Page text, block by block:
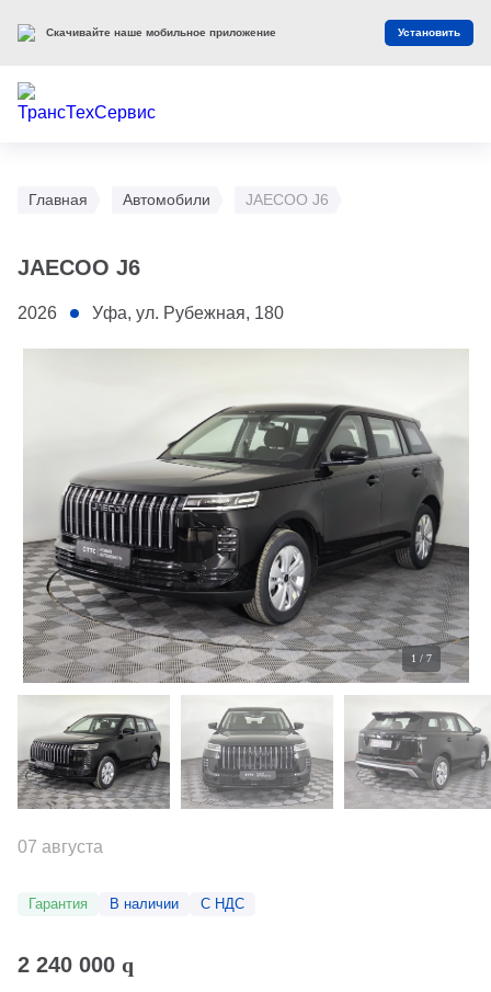
Главная Автомобили JAECOO J6
JAECOO J6
2026 Уфа, ул. Рубежная, 180
1 / 7
07 августа
Гарантия В наличии С НДС
2 240 000 q
Скачивайте наше мобильное приложение Установить